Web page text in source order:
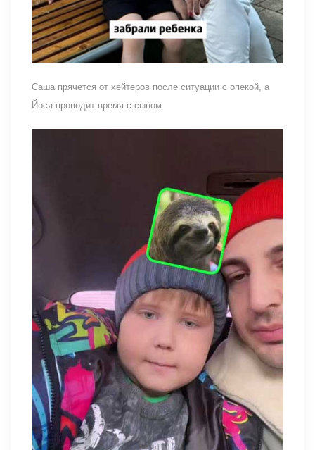
Саша прячется от хейтеров после ситуации с опекой, а
Йося проводит время с сыном